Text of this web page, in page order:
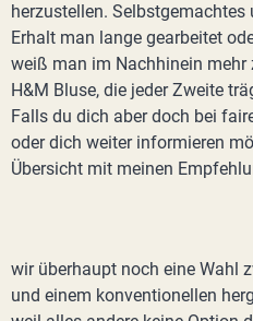
herzustellen. Selbstgemachtes
Erhalt man lange gearbeitet
weiß man im Nachhinein mehr
H&M Bluse, die jeder Zweite
Falls du dich aber doch bei
oder dich weiter informieren
Übersicht mit meinen
wir überhaupt noch eine Wahl
und einem konventionellen